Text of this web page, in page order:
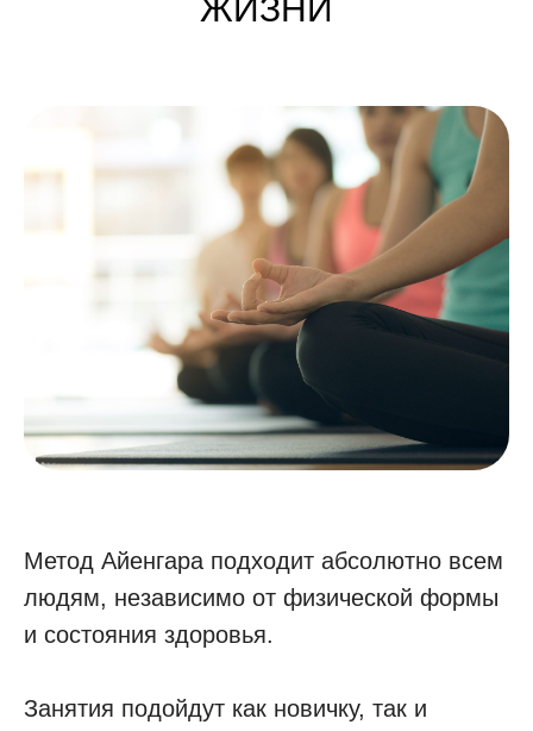
ЖИЗНИ
Метод Айенгара подходит абсолютно всем
людям, независимо от физической формы
и состояния здоровья.
Занятия подойдут как новичку, так и